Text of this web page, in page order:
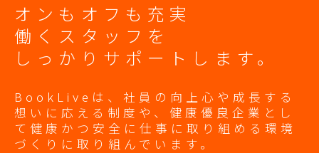
オンもオフも充実
働くスタッフを
しっかりサポートします。
BookLiveは、社員の向上心や成長する
想いに応える制度や、健康優良企業とし
て健康かつ安全に仕事に取り組める環境
づくりに取り組んでいます。